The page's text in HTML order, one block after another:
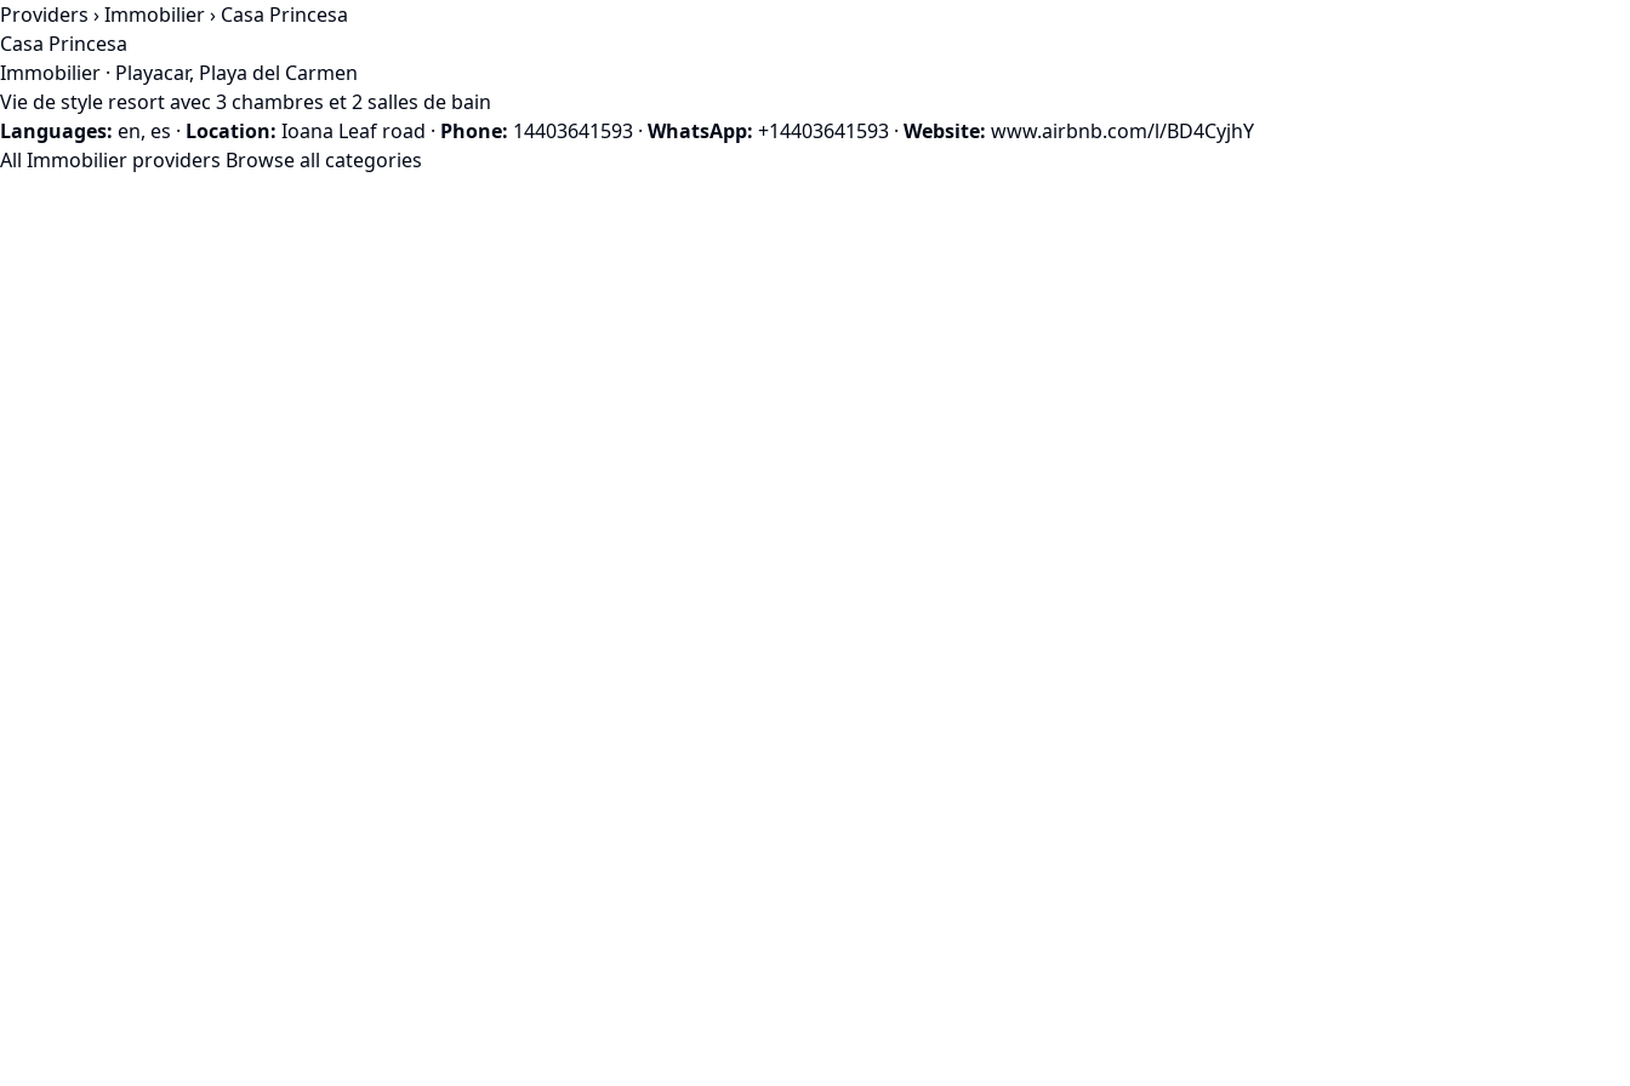
Providers ›Immobilier› Casa Princesa
Casa Princesa
Immobilier · Playacar, Playa del Carmen
Vie de style resort avec 3 chambres et 2 salles de bain
Languages: en, es · Location: Ioana Leaf road · Phone: 14403641593 · WhatsApp: +14403641593 · Website: www.airbnb.com/l/BD4CyjhY
All Immobilier providers Browse all categories